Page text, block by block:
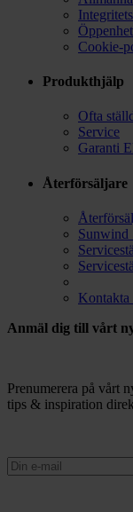
Cookie-
Produkthjälp
Ofta
Service
Garanti
Återförsäljare
Sunwind
Kontakta
Anmäl dig till vårt
Prenumerera på vårt
tips & inspiration